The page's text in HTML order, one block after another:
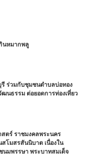
นหมากพลู
ร่วมกับชุมชนตำบลบ่อทอง
นธรรม ต่อยอดการท่องเที่ยว
ตร์ ราชมงคลพระนคร
โมสรสันนิบาต เนื่องใน
นมพรรษา พระบาทสมเด็จ